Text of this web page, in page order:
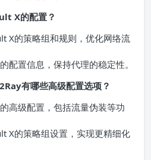
X的配置？
X的策略组和规则，优化网络流
配置信息，保持代理的稳定性。
有哪些高级配置选项？
高级配置，包括流量伪装等功
X的策略组设置，实现更精细化